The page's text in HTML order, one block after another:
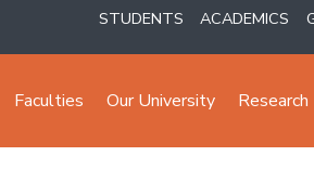
STUDENTS ACADEMICS
Faculties Our University Research